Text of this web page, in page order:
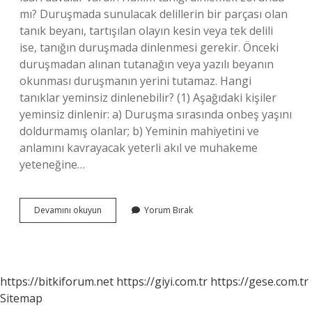
mı? Duruşmada sunulacak delillerin bir parçası olan
tanık beyanı, tartışılan olayın kesin veya tek delili
ise, tanığın duruşmada dinlenmesi gerekir. Önceki
duruşmadan alınan tutanağın veya yazılı beyanın
okunması duruşmanın yerini tutamaz. Hangi
tanıklar yeminsiz dinlenebilir? (1) Aşağıdaki kişiler
yeminsiz dinlenir: a) Duruşma sırasında onbeş yaşını
doldurmamış olanlar; b) Yeminin mahiyetini ve
anlamını kavrayacak yeterli akıl ve muhakeme
yeteneğine…
Devamını okuyun
Durumlarda
Yorum Bırak
https://bitkiforum.net https://giyi.com.tr https://gese.com.tr
Sitemap